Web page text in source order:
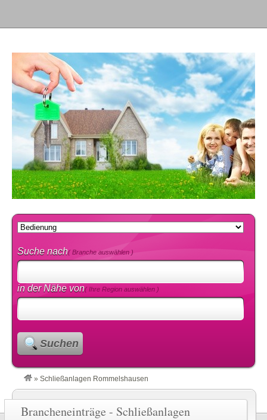
Suche nach( Branche auswählen )
in der Nähe von( Ihre Region auswählen )
Suchen
» Schließanlagen Rommelshausen
Brancheneinträge - Schließanlagen